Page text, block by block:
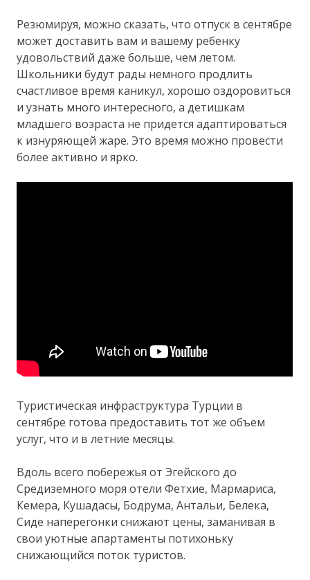
Резюмируя, можно сказать, что отпуск в сентябре
может доставить вам и вашему ребенку
удовольствий даже больше, чем летом.
Школьники будут рады немного продлить
счастливое время каникул, хорошо оздоровиться
и узнать много интересного, а детишкам
младшего возраста не придется адаптироваться
к изнуряющей жаре. Это время можно провести
более активно и ярко.
Туристическая инфраструктура Турции в
сентябре готова предоставить тот же объем
услуг, что и в летние месяцы.
Вдоль всего побережья от Эгейского до
Средиземного моря отели Фетхие, Мармариса,
Кемера, Кушадасы, Бодрума, Антальи, Белека,
Сиде наперегонки снижают цены, заманивая в
свои уютные апартаменты потихоньку
снижающийся поток туристов.